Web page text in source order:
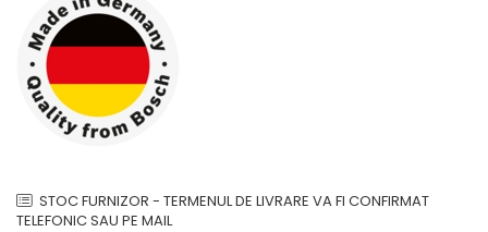
Domino( seturi modulare)
Electrice
Gaz
Inductie
STOC FURNIZOR - TERMENUL DE LIVRARE VA FI CONFIRMAT
TELEFONIC SAU PE MAIL